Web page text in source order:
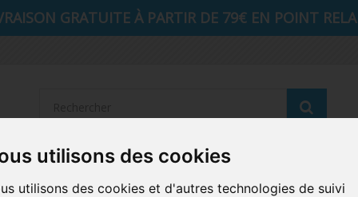
utilisons des cookies
utilisons des cookies et d'autres technologies de suivi
GRATUITE À PARTIR DE 79€ EN POINT